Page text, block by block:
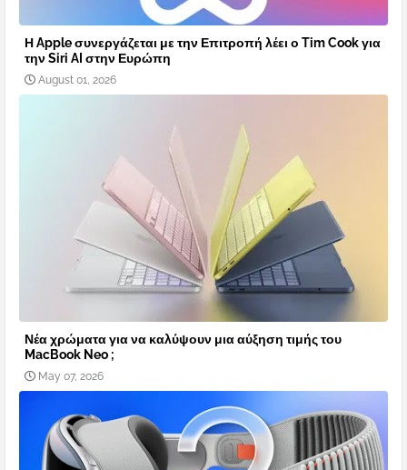
Η Apple συνεργάζεται με την Επιτροπή λέει ο Tim Cook για
την Siri AI στην Ευρώπη
August 01, 2026
Νέα χρώματα για να καλύψουν μια αύξηση τιμής του
MacBook Neo ;
May 07, 2026